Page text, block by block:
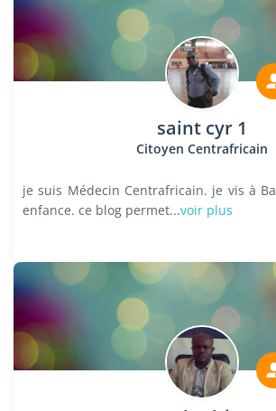
saint cyr 1
Citoyen Centrafricain
je suis Médecin Centrafricain. je vis à
enfance. ce blog permet...voir plus